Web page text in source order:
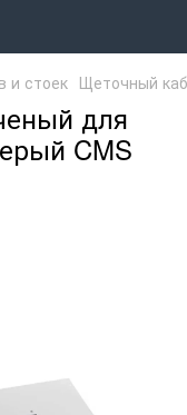
и стоек Щеточный
для
CMS